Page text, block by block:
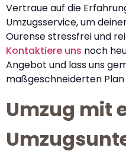
Vertraue auf die
Umzugsservice, um
Ourense stressfrei und
Kontaktiere uns noch
Angebot und lass uns
maßgeschneiderten
Umzug mit